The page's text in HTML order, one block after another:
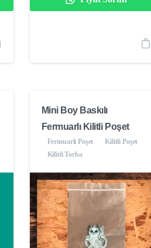
Mini Boy Baskılı
Fermuarlı Kilitli Poşet
Fermuarlı Poşet
Kilitli Poşet
Kilitli Torba